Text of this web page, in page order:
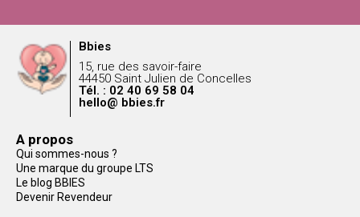
Bbies
15, rue des savoir-faire
44450 Saint Julien de Concelles
Tél. : 02 40 69 58 04
hello@ bbies.fr
A propos
Qui sommes-nous ?
Une marque du groupe LTS
Le blog BBIES
Devenir Revendeur